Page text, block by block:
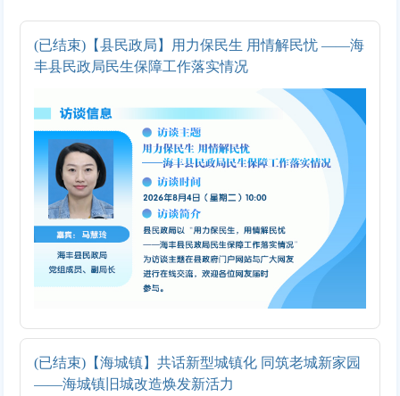
(已结束)【县民政局】用力保民生 用情解民忧 ——海
丰县民政局民生保障工作落实情况
(已结束)【海城镇】共话新型城镇化 同筑老城新家园
——海城镇旧城改造焕发新活力